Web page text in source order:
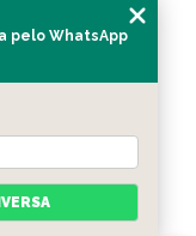
pelo WhatsApp